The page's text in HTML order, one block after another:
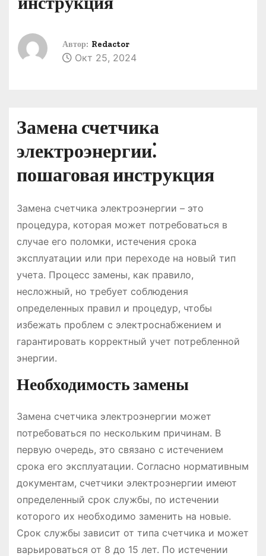
Автор: Redactor
Окт 25, 2024
Замена счетчика
электроэнергии⁚
пошаговая инструкция
Замена счетчика электроэнергии – это
процедура, которая может потребоваться в
случае его поломки, истечения срока
эксплуатации или при переходе на новый тип
учета. Процесс замены, как правило,
несложный, но требует соблюдения
определенных правил и процедур, чтобы
избежать проблем с электроснабжением и
гарантировать корректный учет потребленной
энергии.
Необходимость замены
Замена счетчика электроэнергии может
потребоваться по нескольким причинам. В
первую очередь, это связано с истечением
срока его эксплуатации. Согласно нормативным
документам, счетчики электроэнергии имеют
определенный срок службы, по истечении
которого их необходимо заменить на новые.
Срок службы зависит от типа счетчика и может
варьироваться от 8 до 15 лет. По истечении